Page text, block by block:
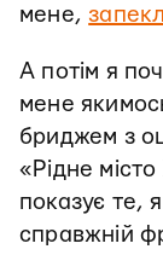
мене,
А потім я
мене
бриджем з
«Рідне
показує те,
справжній